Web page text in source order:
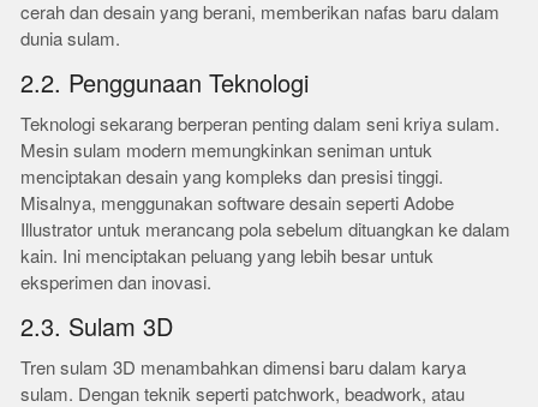
cerah dan desain yang berani, memberikan nafas baru dalam
dunia sulam.
2.2. Penggunaan Teknologi
Teknologi sekarang berperan penting dalam seni kriya sulam.
Mesin sulam modern memungkinkan seniman untuk
menciptakan desain yang kompleks dan presisi tinggi.
Misalnya, menggunakan software desain seperti Adobe
Illustrator untuk merancang pola sebelum dituangkan ke dalam
kain. Ini menciptakan peluang yang lebih besar untuk
eksperimen dan inovasi.
2.3. Sulam 3D
Tren sulam 3D menambahkan dimensi baru dalam karya
sulam. Dengan teknik seperti patchwork, beadwork, atau